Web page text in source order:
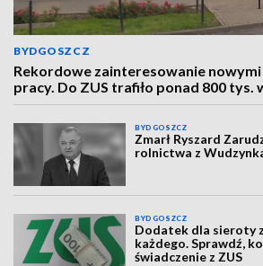
BYDGOSZCZ
Rekordowe zainteresowanie
pracy. Do ZUS trafiło ponad 800 tys.
BYDGOSZCZ
Zmarł Ryszard
rolnictwa z
BYDGOSZCZ
Dodatek dla sieroty
każdego. Sprawdź,
świadczenie z ZUS